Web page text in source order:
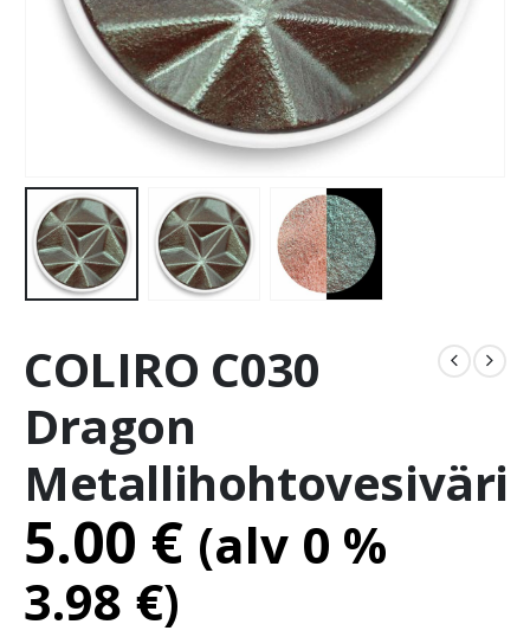
COLIRO C030
Dragon
Metallihohtovesiväri
5.00 € (alv 0 %
3.98 €)